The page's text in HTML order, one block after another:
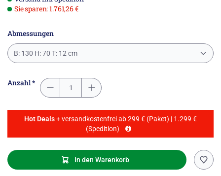
Sie sparen: 1.761,26 €
Abmessungen
B: 130 H: 70 T: 12 cm
Anzahl *
Hot Deals+ versandkostenfrei ab 299 € (Paket) | 1.299 €
(Spedition)
In den Warenkorb